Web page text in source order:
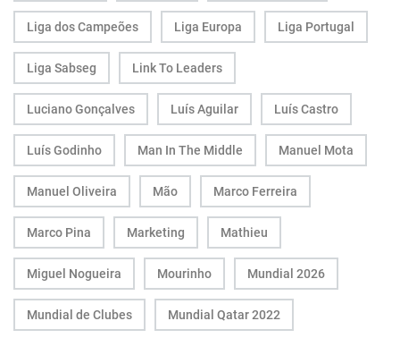
Liga dos Campeões Liga Europa Liga Portugal
Liga Sabseg Link To Leaders
Luciano Gonçalves Luís Aguilar Luís Castro
Luís Godinho Man In The Middle Manuel Mota
Manuel Oliveira Mão Marco Ferreira
Marco Pina Marketing Mathieu
Miguel Nogueira Mourinho Mundial 2026
Mundial de Clubes Mundial Qatar 2022